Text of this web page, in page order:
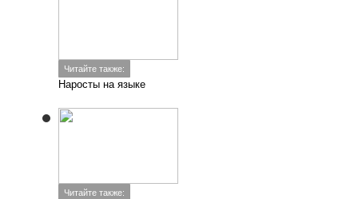
Читайте также:
Наросты на языке
Читайте также: